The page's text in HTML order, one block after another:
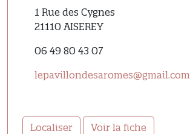
1 Rue des Cygnes
21110 AISEREY
06 49 80 43 07
lepavillondesaromes@gmail.com
Localiser Voir la fiche